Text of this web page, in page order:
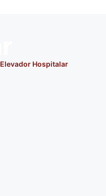
Elevador Hospitalar